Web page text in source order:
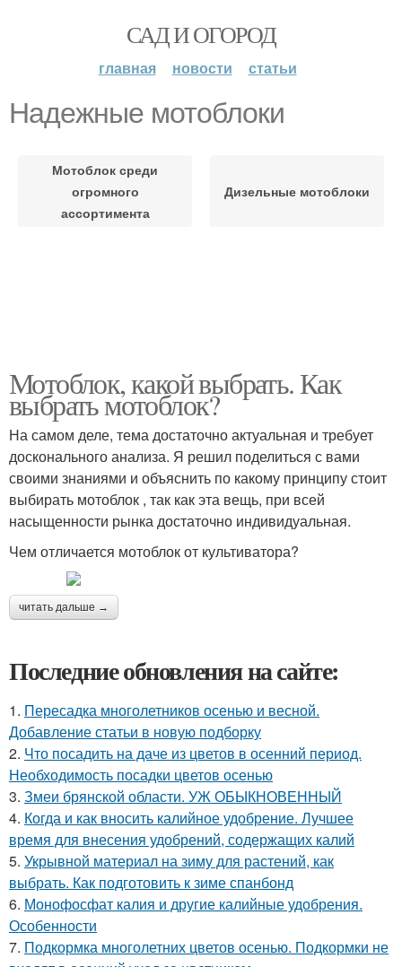
САД И ОГОРОД
главная новости статьи
Надежные мотоблоки
Мотоблок среди
огромного
ассортимента
Дизельные мотоблоки
Мотоблок, какой выбрать. Как
выбрать мотоблок?
На самом деле, тема достаточно актуальная и требует
досконального анализа. Я решил поделиться с вами
своими знаниями и объяснить по какому принципу стоит
выбирать мотоблок , так как эта вещь, при всей
насыщенности рынка достаточно индивидуальная.
Чем отличается мотоблок от культиватора?
читать дальше →
Последние обновления на сайте:
1. Пересадка многолетников осенью и весной.
Добавление статьи в новую подборку
2. Что посадить на даче из цветов в осенний период.
Необходимость посадки цветов осенью
3. Змеи брянской области. УЖ ОБЫКНОВЕННЫЙ
4. Когда и как вносить калийное удобрение. Лучшее
время для внесения удобрений, содержащих калий
5. Укрывной материал на зиму для растений, как
выбрать. Как подготовить к зиме спанбонд
6. Монофосфат калия и другие калийные удобрения.
Особенности
7. Подкормка многолетних цветов осенью. Подкормки не